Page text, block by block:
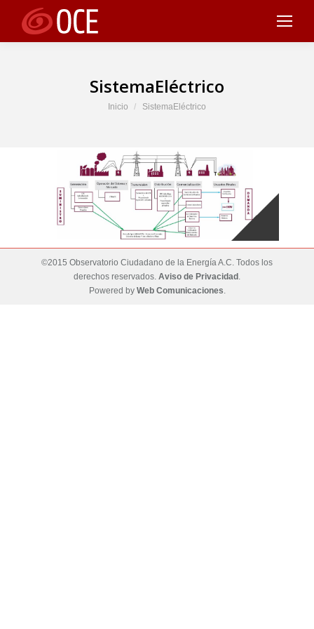
SistemaEléctrico
Estás aquí:
Inicio SistemaEléctrico
©2015 Observatorio Ciudadano de la Energía A.C. Todos los
derechos reservados. Aviso de Privacidad .
Powered by Web Comunicaciones.